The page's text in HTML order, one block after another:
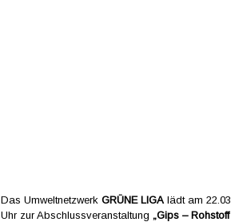
Das Umweltnetzwerk GRÜNE LIGAlädt am
Uhr zur Abschlussveranstaltung „Gips –